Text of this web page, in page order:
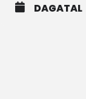
DAGATAL